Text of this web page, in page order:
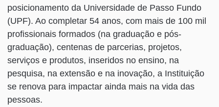
posicionamento da Universidade de Passo Fundo
(UPF). Ao completar 54 anos, com mais de 100 mil
profissionais formados (na graduação e pós-
graduação), centenas de parcerias, projetos,
serviços e produtos, inseridos no ensino, na
pesquisa, na extensão e na inovação, a Instituição
se renova para impactar ainda mais na vida das
pessoas.